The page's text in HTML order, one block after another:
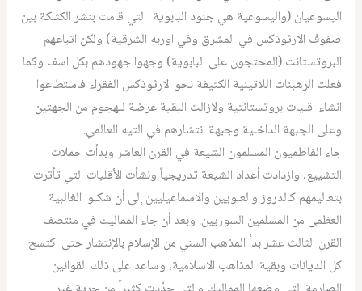
اليسوعيان (واليسوعية هي جنود البابوية التي قامت بنشر الكثلكة بين
صفوف الارثوذكس في المشرق وفي اوربه الشرقية) ولكن اتباعهم
البروتستانت (المحتجون على البابوية) وجهوا جهودهم بكل اسف وكما
فعلت الرهبنات اللاتينية الكثيفة نحو الارثوذكس الفقراء فاستطاعوا
انشاء اقليات بروتستانتية ولازالت البقية عرضة للهجوم من الجهتين
وعلى الجبهة الداخلية وجبهة انتشارهم في التيه العالمي.
جاء الفاطميون المسلمون الشيعة في القرن العاشر وبدأت حملات
التشييع، وازدادت أعداد الشيعة تدريجياً ونشأت الأقليات التي تأثرت
بتعاليمهم كالدروز والعلويين والاسماعيليين إلى أن شكلوا الغالبية
العظمى من المسلمين السوريين. وبعد أن جاء المماليك في منتصف
القرن الثالث عشر بدأ المذهب السني من الإسلام بالإنتشار حتى اكتسح
كل الديانات وبقية المذاهب الاسلامية، وساعد على ذلك القوانين